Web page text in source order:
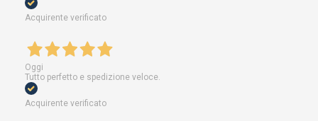
Acquirente verificato
Oggi
Tutto perfetto e spedizione veloce.
Acquirente verificato